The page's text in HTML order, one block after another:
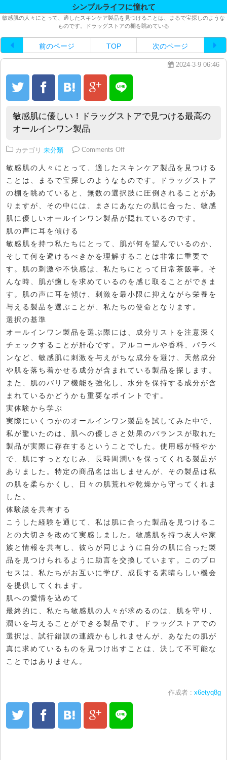
シンプルライフに憧れて
敏感肌の人々にとって、適したスキンケア製品を見つけることは、まるで宝探しのような
ものです。ドラッグストアの棚を眺めている
前のページ TOP 次のページ
2024-3-9 06:46
敏感肌に優しい！ドラッグストアで見つける最高の
オールインワン製品
カテゴリ 未分類 Comments Offon 敏感肌に優しい！ドラッグス
敏感肌の人々にとって、適したスキンケア製品を見つける
ことは、まるで宝探しのようなものです。ドラッグストア
の棚を眺めていると、無数の選択肢に圧倒されることがあ
りますが、その中には、まさにあなたの肌に合った、敏感
肌に優しいオールインワン製品が隠れているのです。
肌の声に耳を傾ける
敏感肌を持つ私たちにとって、肌が何を望んでいるのか、
そして何を避けるべきかを理解することは非常に重要で
す。肌の刺激や不快感は、私たちにとって日常茶飯事。そ
んな時、肌が癒しを求めているのを感じ取ることができま
す。肌の声に耳を傾け、刺激を最小限に抑えながら栄養を
与える製品を選ぶことが、私たちの使命となります。
選択の基準
オールインワン製品を選ぶ際には、成分リストを注意深く
チェックすることが肝心です。アルコールや香料、パラベ
ンなど、敏感肌に刺激を与えがちな成分を避け、天然成分
や肌を落ち着かせる成分が含まれている製品を探します。
また、肌のバリア機能を強化し、水分を保持する成分が含
まれているかどうかも重要なポイントです。
実体験から学ぶ
実際にいくつかのオールインワン製品を試してみた中で、
私が驚いたのは、肌への優しさと効果のバランスが取れた
製品が実際に存在するということでした。使用感が軽やか
で、肌にすっとなじみ、長時間潤いを保ってくれる製品が
ありました。特定の商品名は出しませんが、その製品は私
の肌を柔らかくし、日々の肌荒れや乾燥から守ってくれま
した。
体験談を共有する
こうした経験を通じて、私は肌に合った製品を見つけるこ
との大切さを改めて実感しました。敏感肌を持つ友人や家
族と情報を共有し、彼らが同じように自分の肌に合った製
品を見つけられるように助言を交換しています。このプロ
セスは、私たちがお互いに学び、成長する素晴らしい機会
を提供してくれます。
肌への愛情を込めて
最終的に、私たち敏感肌の人々が求めるのは、肌を守り、
潤いを与えることができる製品です。ドラッグストアでの
選択は、試行錯誤の連続かもしれませんが、あなたの肌が
真に求めているものを見つけ出すことは、決して不可能な
ことではありません。
作成者 : x6etyq8g